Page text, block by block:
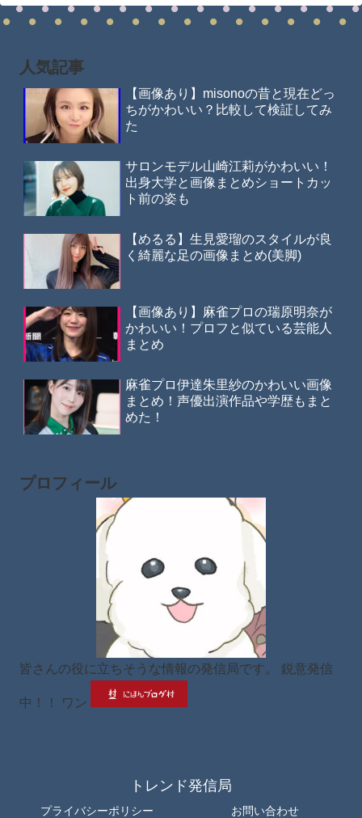
人気記事
【画像あり】misonoの昔と現在どっ
ちがかわいい？比較して検証してみ
た
サロンモデル山崎江莉がかわいい！
出身大学と画像まとめショートカッ
ト前の姿も
【めるる】生見愛瑠のスタイルが良
く綺麗な足の画像まとめ(美脚)
【画像あり】麻雀プロの瑞原明奈が
かわいい！プロフと似ている芸能人
まとめ
麻雀プロ伊達朱里紗のかわいい画像
まとめ！声優出演作品や学歴もまと
めた！
プロフィール
皆さんの役に立ちそうな情報の発信局です。 鋭意発信
中！！ ワン
トレンド発信局
プライバシーポリシー お問い合わせ